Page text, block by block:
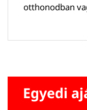
otthonodban
Egyedi